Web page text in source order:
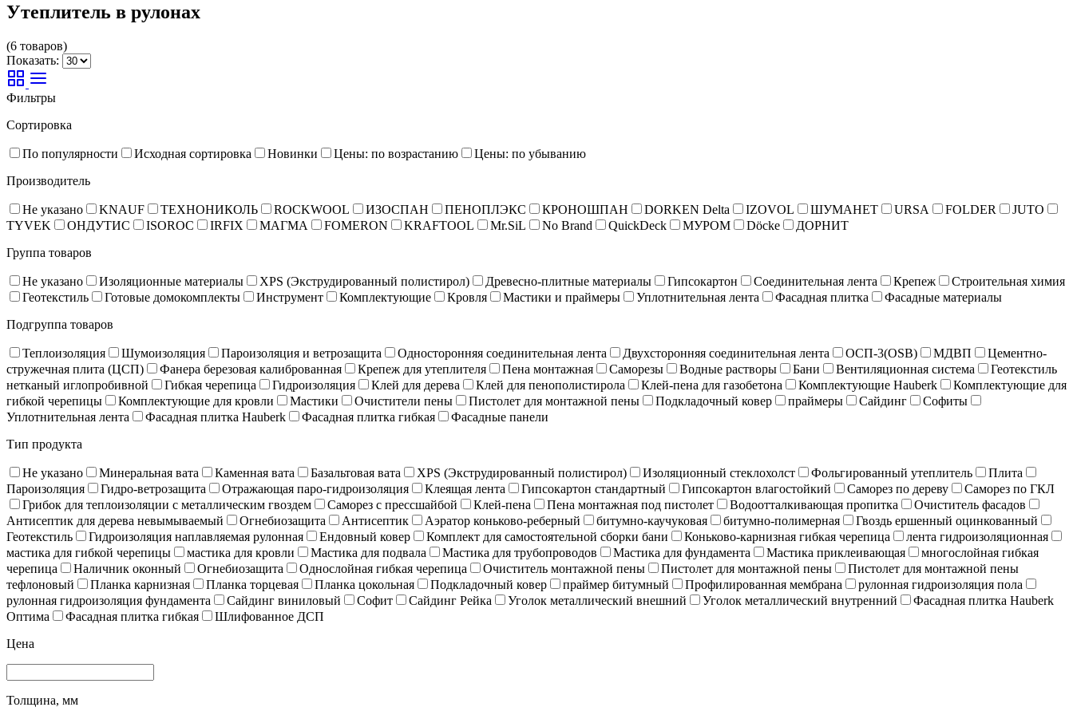
Утеплитель в рулонах
(6 товаров)
Показать:
Фильтры
Сортировка
По популярности Исходная сортировка Новинки Цены: по возрастанию
Цены: по убыванию
Производитель
Не указано KNAUF ТЕХНОНИКОЛЬ ROCKWOOL ИЗОСПАН ПЕНОПЛЭКС КРОНОШПАН DORKEN Delta IZOVOL ШУМАНЕТ URSA FOLDER
JUTO
TYVEK
ОНДУТИС ISOROC IRFIX МАГМА FOMERON KRAFTOOL Mr.SiL No Brand QuickDeck МУРОМ Döcke
ДОРНИТ
Группа товаров
Не указано Изоляционные материалы XPS (Экструдированный полистирол) Древесно-плитные материалы Гипсокартон Соединительная лента Крепеж
Строительная химия
Геотекстиль
Готовые домокомплекты Инструмент Комплектующие Кровля Мастики и праймеры Уплотнительная лента Фасадная плитка
Фасадные материалы
Подгруппа товаров
Теплоизоляция Шумоизоляция Пароизоляция и ветрозащита Односторонняя соединительная лента Двухсторонняя соединительная лента ОСП-3(OSB) МДВП
Цементно-
стружечная плита (ЦСП)
Фанера березовая калиброванная Крепеж для утеплителя Пена монтажная Саморезы Водные растворы Бани Вентиляционная система
Геотекстиль
нетканый иглопробивной
Гибкая черепица Гидроизоляция Клей для дерева Клей для пенополистирола Клей-пена для газобетона Комплектующие Hauberk
Комплектующие для
гибкой черепицы
Комплектующие для кровли Мастики Очистители пены Пистолет для монтажной пены Подкладочный ковер праймеры Сайдинг
Софиты
Уплотнительная лента
Фасадная плитка Hauberk Фасадная плитка гибкая
Фасадные панели
Тип продукта
Не указано Минеральная вата Каменная вата Базальтовая вата XPS (Экструдированный полистирол) Изоляционный стеклохолст Фольгированный утеплитель
Плита
Пароизоляция
Гидро-ветрозащита Отражающая паро-гидроизоляция Клеящая лента Гипсокартон стандартный Гипсокартон влагостойкий Саморез по дереву
Саморез по ГКЛ
Грибок для теплоизоляции с металлическим гвоздем
Саморез с прессшайбой Клей-пена Пена монтажная под пистолет Водоотталкивающая пропитка
Очиститель фасадов
Антисептик для дерева невымываемый
Огнебиозащита Антисептик Аэратор коньково-реберный битумно-каучуковая битумно-полимерная
Гвоздь ершенный оцинкованный
Геотекстиль
Гидроизоляция наплавляемая рулонная Ендовный ковер Комплект для самостоятельной сборки бани Коньково-карнизная гибкая черепица
лента гидроизоляционная
мастика для гибкой черепицы
мастика для кровли Мастика для подвала Мастика для трубопроводов Мастика для фундамента Мастика приклеивающая
многослойная гибкая
черепица
Наличник оконный Огнебиозащита Однослойная гибкая черепица Очиститель монтажной пены Пистолет для монтажной пены
Пистолет для монтажной пены
тефлоновый
Планка карнизная Планка торцевая Планка цокольная Подкладочный ковер праймер битумный Профилированная мембрана
рулонная гидроизоляция пола
рулонная гидроизоляция фундамента
Сайдинг виниловый Софит Сайдинг Рейка Уголок металлический внешний Уголок металлический внутренний
Фасадная плитка Hauberk
Оптима
Фасадная плитка гибкая
Шлифованное ДСП
Цена
Толщина, мм